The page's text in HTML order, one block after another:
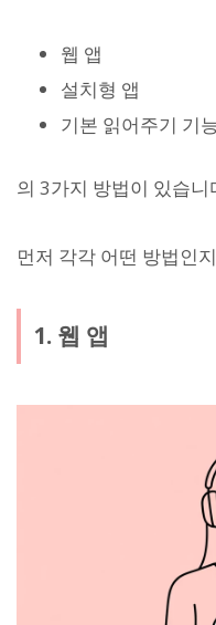
웹 앱
설치형 앱
기본 읽어주기 기
의 3가지 방법이 있습니
먼저 각각 어떤 방법인
1. 웹 앱